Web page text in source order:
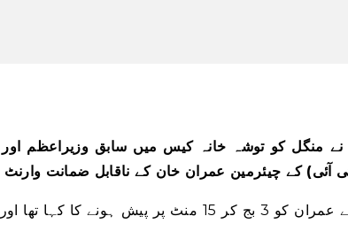
نے منگل کو توشہ خانہ کیس میں سابق وزیراعظم
آئی) کے چیئرمین عمران خان کے ناقابل ضمانت وارنٹ
عدالت نے عمران کو 3 بج کر 15 منٹ پر پیش ہونے